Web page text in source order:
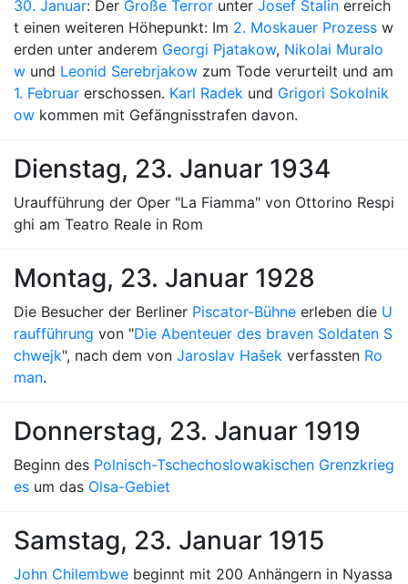
30. Januar: Der Große Terror unter Josef Stalin erreich
t einen weiteren Höhepunkt: Im 2. Moskauer Prozess w
erden unter anderem Georgi Pjatakow, Nikolai Muralo
w und Leonid Serebrjakow zum Tode verurteilt und am
1. Februar erschossen. Karl Radek und Grigori Sokolnik
ow kommen mit Gefängnisstrafen davon.
Dienstag, 23. Januar 1934
Uraufführung der Oper "La Fiamma" von Ottorino Respi
ghi am Teatro Reale in Rom
Montag, 23. Januar 1928
Die Besucher der Berliner Piscator-Bühne erleben die U
raufführung von "Die Abenteuer des braven Soldaten S
chwejk", nach dem von Jaroslav Hašek verfassten Ro
man.
Donnerstag, 23. Januar 1919
Beginn des Polnisch-Tschechoslowakischen Grenzkrieg
es um das Olsa-Gebiet
Samstag, 23. Januar 1915
John Chilembwe beginnt mit 200 Anhängern in Nyassa